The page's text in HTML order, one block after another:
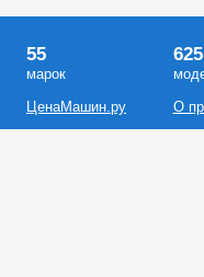
55
марок
ЦенаМашин.ру
625
О